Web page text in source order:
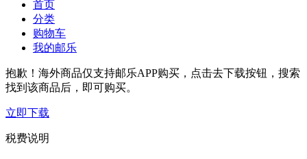
首页
分类
购物车
我的邮乐
抱歉！海外商品仅支持邮乐APP购买，点击去下载按钮，搜索
找到该商品后，即可购买。
立即下载
税费说明